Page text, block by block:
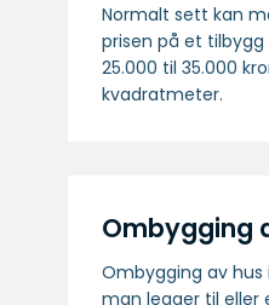
Normalt sett kan
prisen på et tilbygg
25.000 til 35.000
kvadratmeter.
Ombygging
Ombygging av
man legger til eller